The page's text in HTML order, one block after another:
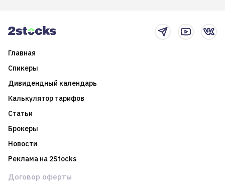
Главная
Спикеры
Дивидендный календарь
Калькулятор тарифов
Статьи
Брокеры
Новости
Реклама на 2Stocks
Договор оферты